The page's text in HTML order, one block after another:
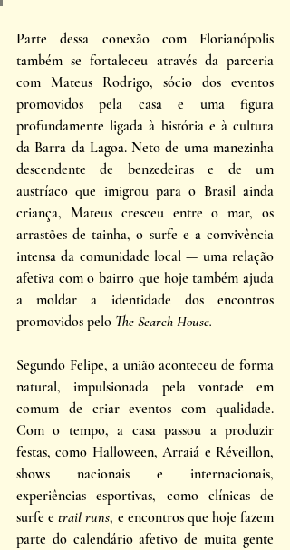
Parte dessa conexão com Florianópolis
também se fortaleceu através da parceria
com Mateus Rodrigo, sócio dos eventos
promovidos pela casa e uma figura
profundamente ligada à história e à cultura
da Barra da Lagoa. Neto de uma manezinha
descendente de benzedeiras e de um
austríaco que imigrou para o Brasil ainda
criança, Mateus cresceu entre o mar, os
arrastões de tainha, o surfe e a convivência
intensa da comunidade local — uma relação
afetiva com o bairro que hoje também ajuda
a moldar a identidade dos encontros
promovidos pelo The Search House.
Segundo Felipe, a união aconteceu de forma
natural, impulsionada pela vontade em
comum de criar eventos com qualidade.
Com o tempo, a casa passou a produzir
festas, como Halloween, Arraiá e Réveillon,
shows nacionais e internacionais,
experiências esportivas, como clínicas de
surfe e trail runs, e encontros que hoje fazem
parte do calendário afetivo de muita gente